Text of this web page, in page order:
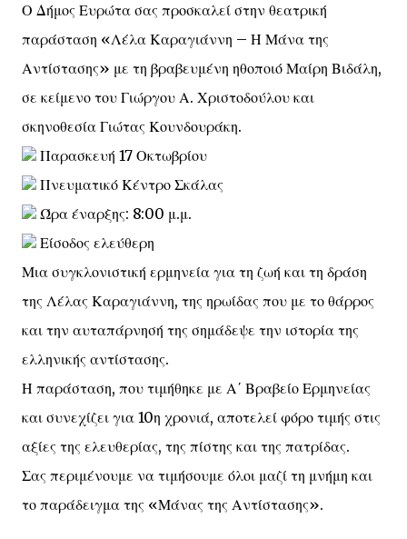
Ο Δήμος Ευρώτα σας προσκαλεί στην θεατρική
παράσταση «Λέλα Καραγιάννη – Η Μάνα της
Αντίστασης» με τη βραβευμένη ηθοποιό Μαίρη Βιδάλη,
σε κείμενο του Γιώργου Α. Χριστοδούλου και
σκηνοθεσία Γιώτας Κουνδουράκη.
Παρασκευή 17 Οκτωβρίου
Πνευματικό Κέντρο Σκάλας
Ώρα έναρξης: 8:00 μ.μ.
Είσοδος ελεύθερη
Μια συγκλονιστική ερμηνεία για τη ζωή και τη δράση
της Λέλας Καραγιάννη, της ηρωίδας που με το θάρρος
και την αυταπάρνησή της σημάδεψε την ιστορία της
ελληνικής αντίστασης.
Η παράσταση, που τιμήθηκε με Α΄ Βραβείο Ερμηνείας
και συνεχίζει για 10η χρονιά, αποτελεί φόρο τιμής στις
αξίες της ελευθερίας, της πίστης και της πατρίδας.
Σας περιμένουμε να τιμήσουμε όλοι μαζί τη μνήμη και
το παράδειγμα της «Μάνας της Αντίστασης».